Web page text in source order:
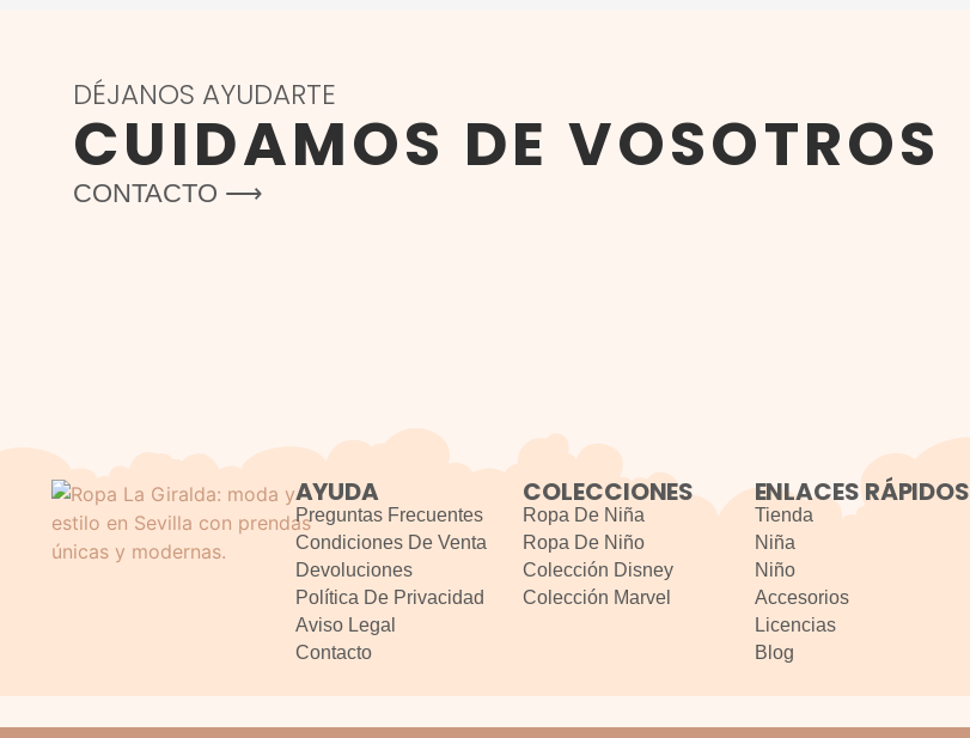
DÉJANOS AYUDARTE
CUIDAMOS DE VOSOTROS
CONTACTO ⟶
AYUDA
Preguntas Frecuentes
Condiciones De Venta
Devoluciones
Política De Privacidad
Aviso Legal
Contacto
COLECCIONES
Ropa De Niña
Ropa De Niño
Colección Disney
Colección Marvel
ENLACES RÁPIDOS
Tienda
Niña
Niño
Accesorios
Licencias
Blog